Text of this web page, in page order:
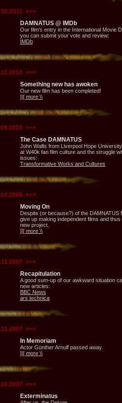
+++
DAMNATUS @ IMDb
Our film's entry in the International Movie
you can submit your vote and review:
IMDb
+++
Something new has awoken
Our new film has been completed!
]|[ more \\
+++
The Case DAMNATUS
John Wallis from Liverpool Hope
at W40k fan film culture and the struggle
issues:
Transformative Works and Cultures
+++
Moving On
Despite (or because?) of the DAMNATUS
give up making independent films and
new project.
]|[ more \\
+++
Recapitulation
A good sum-up of our awkward situation
new articles:
BBC News
ars technica
+++
In Memoriam
Actor Günther Arnulf passed away.
]|[ more \\
+++
Exterminatus